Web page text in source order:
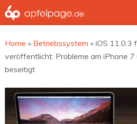
Zum
Inhalt
Home » Betriebssystem » iOS 11.0.3
veröffentlicht: Probleme am iPhone 7
beseitigt